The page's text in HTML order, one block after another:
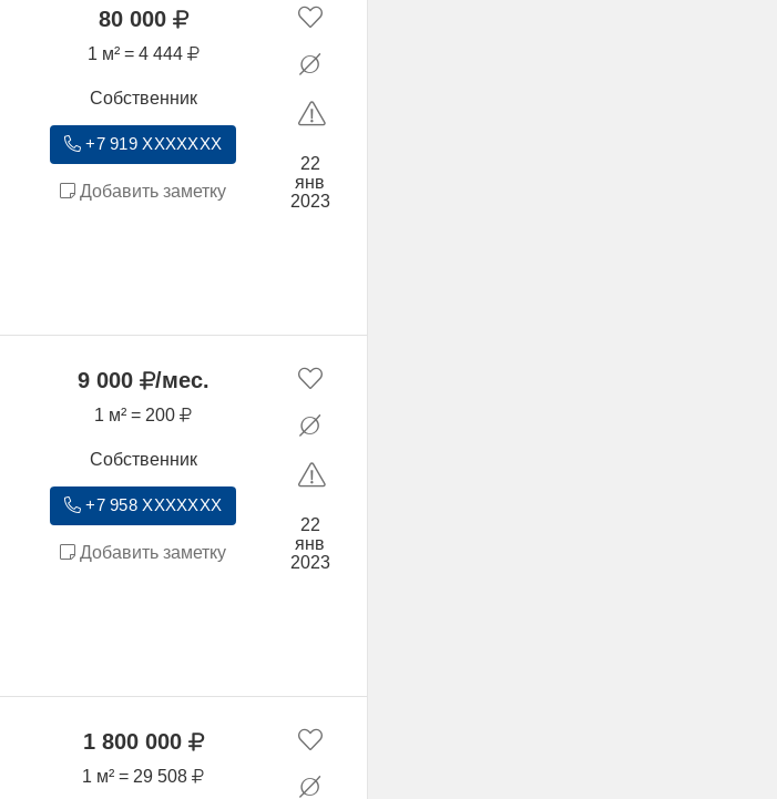
80 000
1 м² = 4 444
Собственник
+7 919 XXXXXXX
Добавить заметку
22
янв
2023
9 000 /мес.
1 м² = 200
Собственник
+7 958 XXXXXXX
Добавить заметку
22
янв
2023
1 800 000
1 м² = 29 508